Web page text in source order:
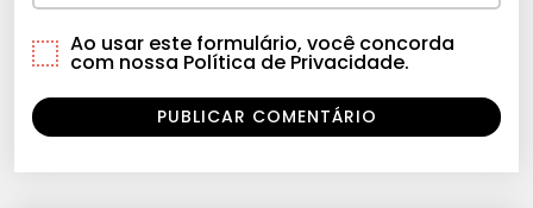
Ao usar este formulário, você concorda
com nossa Política de Privacidade.